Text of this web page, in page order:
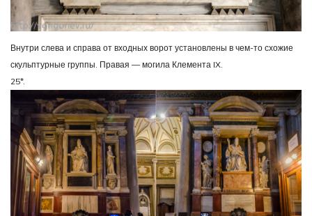
Внутри слева и справа от входных ворот установлены в чем-то схожие
скульптурные группы. Правая — могила Клемента IX.
25*.